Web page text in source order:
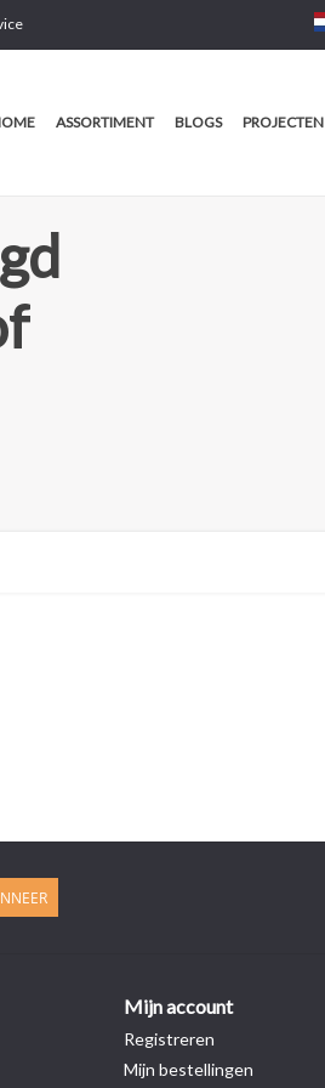
ASSORTIMENT BLOGS PROJECTEN
Mijn account
Registreren
Mijn bestellingen